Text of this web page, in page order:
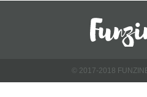
© 2017-2018